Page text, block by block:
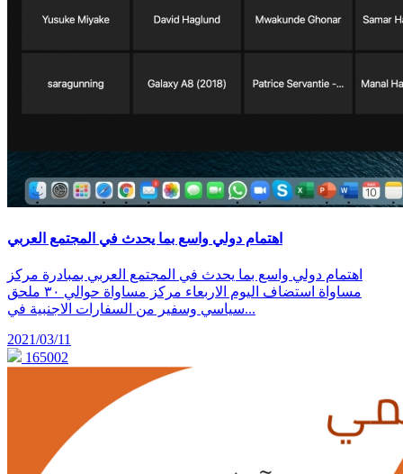
اهتمام دولي واسع بما يحدث في المجتمع العربي
اهتمام دولي واسع بما يحدث في المجتمع العربي بمبادرة مركز
مساواة استضاف اليوم الاربعاء مركز مساواة حوالي ٣٠ ملحق
سياسي وسفير من السفارات الاجنبية في...
2021/03/11
165002